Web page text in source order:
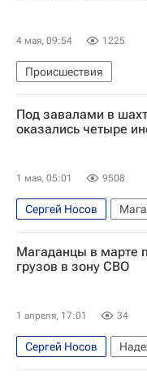
4 мая, 09:54 1225
Происшествия
Под завалами в
оказались четыре
1 мая, 05:01 9508
Сергей Носов
Россия
Ростов
Следственный
Магаданцы в марте
грузов в зону СВО
1 апреля, 17:01 34
Сергей Носов
Магаданская область